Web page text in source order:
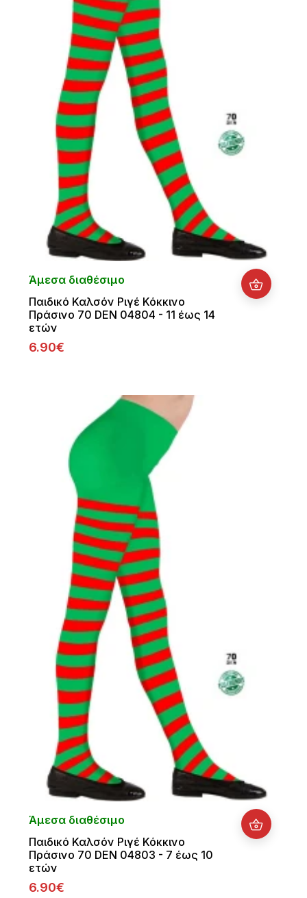
Άμεσα διαθέσιμο
Παιδικό Καλσόν Ριγέ Κόκκινο
Πράσινο 70 DEN 04804 - 11 έως 14
ετών
6.90€
Άμεσα διαθέσιμο
Παιδικό Καλσόν Ριγέ Κόκκινο
Πράσινο 70 DEN 04803 - 7 έως 10
ετών
6.90€